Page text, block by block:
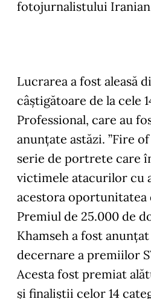
fotojurnalistului Iranian
Lucrarea a fost aleasă
câștigătoare de la cele
Professional, care au
anunțate astăzi. ”Fire
serie de portrete care
victimele atacurilor cu
acestora oportunitatea
Premiul de 25.000 de
Khamseh a fost
decernare a premiilor
Acesta fost premiat
și finaliștii celor 14